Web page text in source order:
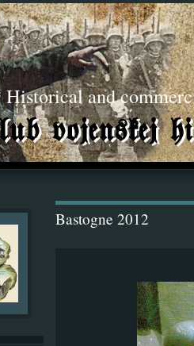
and
Bastogne 2012